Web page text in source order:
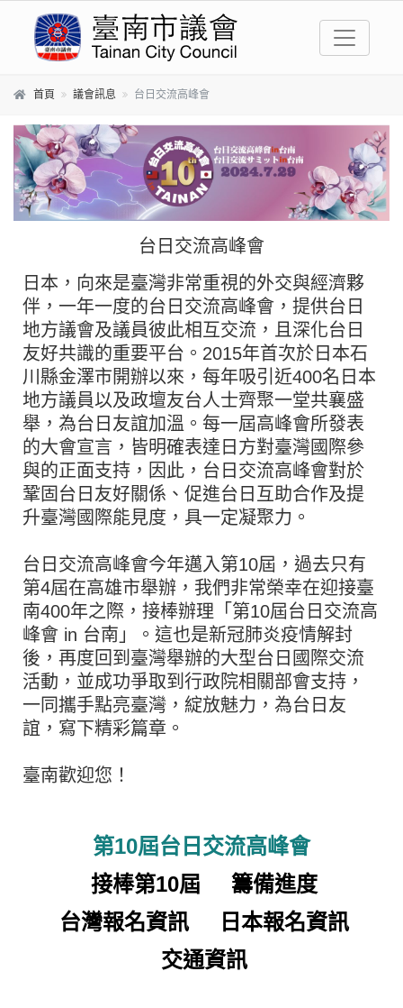
跳到主要內容區塊
首頁 議會訊息 台日交流高峰會
台日交流高峰會
日本，向來是臺灣非常重視的外交與經濟夥
伴，一年一度的台日交流高峰會，提供台日
地方議會及議員彼此相互交流，且深化台日
友好共識的重要平台。2015年首次於日本石
川縣金澤市開辦以來，每年吸引近400名日本
地方議員以及政壇友台人士齊聚一堂共襄盛
舉，為台日友誼加溫。每一屆高峰會所發表
的大會宣言，皆明確表達日方對臺灣國際參
與的正面支持，因此，台日交流高峰會對於
鞏固台日友好關係、促進台日互助合作及提
升臺灣國際能見度，具一定凝聚力。
台日交流高峰會今年邁入第10屆，過去只有
第4屆在高雄市舉辦，我們非常榮幸在迎接臺
南400年之際，接棒辦理「第10屆台日交流高
峰會 in 台南」。這也是新冠肺炎疫情解封
後，再度回到臺灣舉辦的大型台日國際交流
活動，並成功爭取到行政院相關部會支持，
一同攜手點亮臺灣，綻放魅力，為台日友
誼，寫下精彩篇章。
臺南歡迎您！
第10屆台日交流高峰會
接棒第10屆
籌備進度
台灣報名資訊
日本報名資訊
交通資訊